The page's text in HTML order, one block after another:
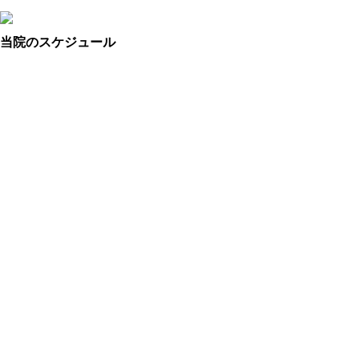
当院のスケジュール